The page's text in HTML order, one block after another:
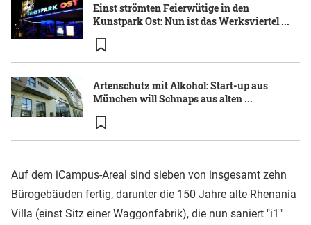
Einst strömten Feierwütige in den
Kunstpark Ost: Nun ist das Werksviertel ...
Artenschutz mit Alkohol: Start-up aus
München will Schnaps aus alten ...
Auf dem iCampus-Areal sind sieben von insgesamt zehn
Bürogebäuden fertig, darunter die 150 Jahre alte Rhenania
Villa (einst Sitz einer Waggonfabrik), die nun saniert "i1"